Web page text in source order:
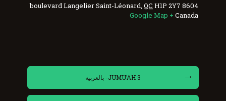
8604 boulevard Langelier
Saint-Léonard, QC H1P 2Y7
Canada
+ Google Map
JUMU’AH 3- بالعربية